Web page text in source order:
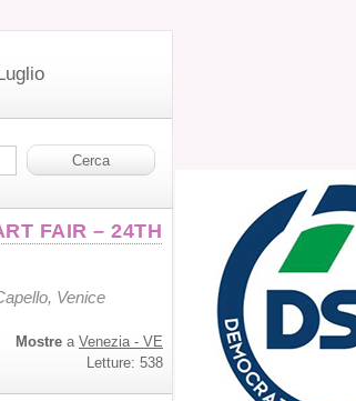
FAIR – 24TH
Venice
Mostre a Venezia - VE
Letture: 538